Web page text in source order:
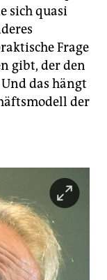
sich quasi
Frage
gibt, der den
das hängt
der